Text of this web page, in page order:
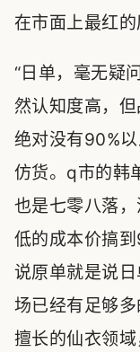
在市面上最红
“日单，毫无疑
然认知度高，
绝对没有90%
仿货。q市的韩
也是七零八落
低的成本价搞
说原单就是说
场已经有足够
擅长的仙衣领